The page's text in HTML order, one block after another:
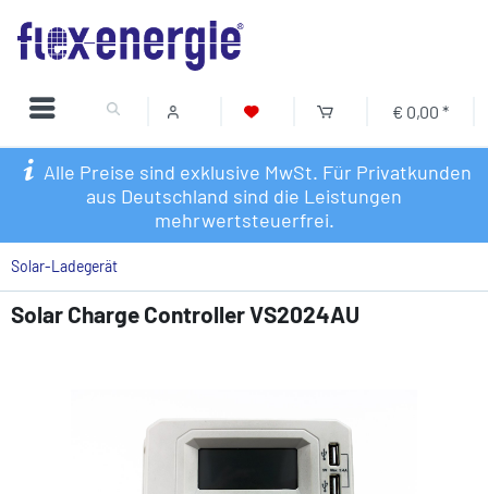
€ 0,00 *
Alle Preise sind exklusive MwSt. Für Privatkunden
aus Deutschland sind die Leistungen
mehrwertsteuerfrei.
Solar-Ladegerät
Solar Charge Controller VS2024AU